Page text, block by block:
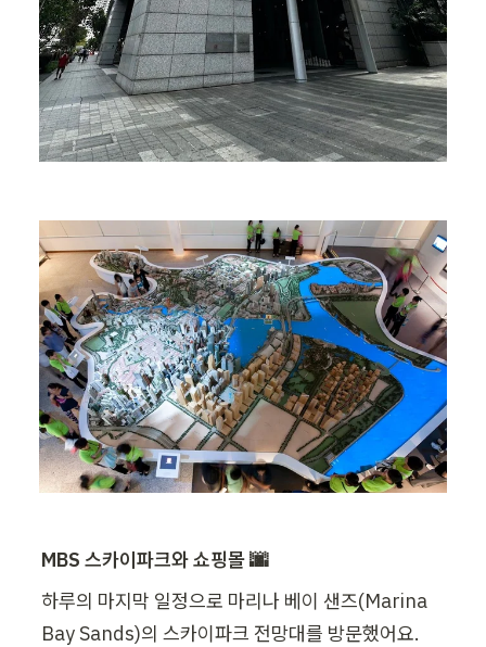
MBS 스카이파크와 쇼핑몰 🌆
하루의 마지막 일정으로 마리나 베이 샌즈(Marina
Bay Sands)의 스카이파크 전망대를 방문했어요.